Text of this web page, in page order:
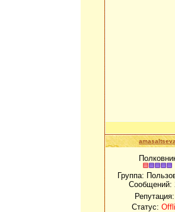
Группа:
Сообщений:
Статус: